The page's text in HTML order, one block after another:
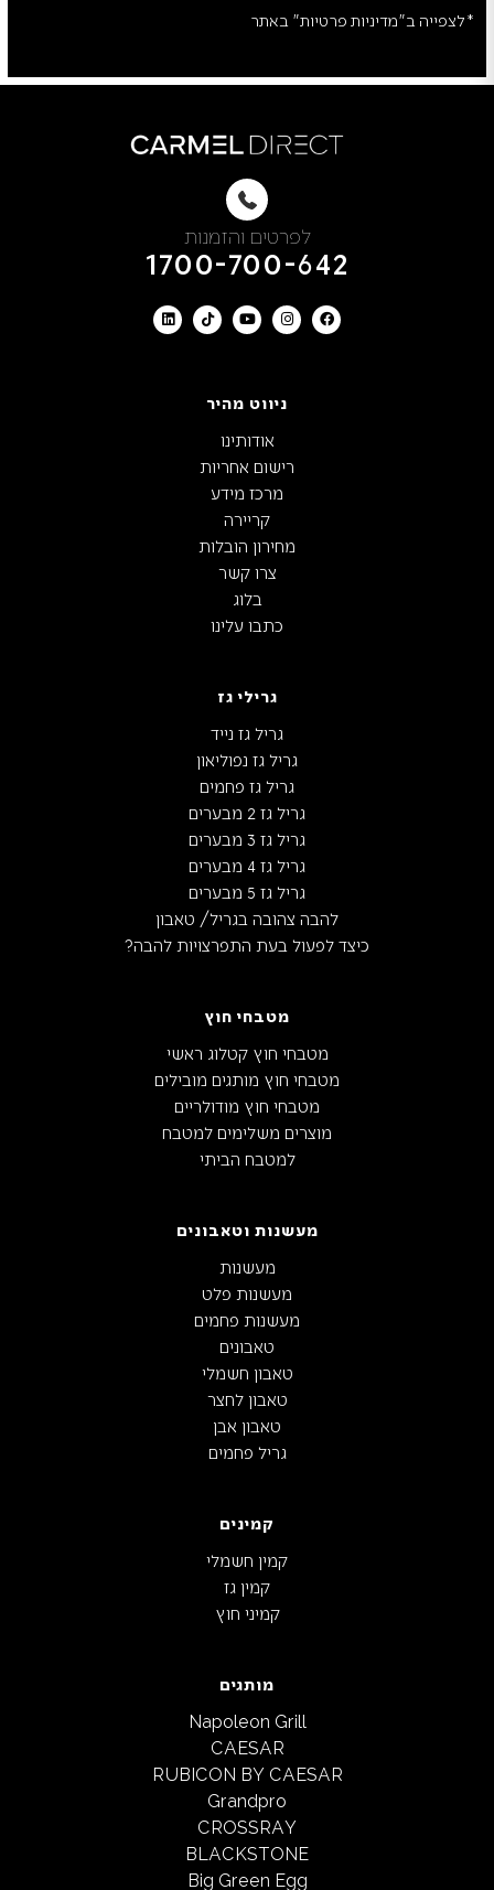
*לצפייה ב"מדיניות פרטיות" באתר
לפרטים והזמנות
1700-700-642
ניווט מהיר
אודותינו
רישום אחריות
מרכז מידע
קריירה
מחירון הובלות
צרו קשר
בלוג
כתבו עלינו
גרילי גז
גריל גז נייד
גריל גז נפוליאון
גריל גז פחמים
גריל גז 2 מבערים
גריל גז 3 מבערים
גריל גז 4 מבערים
גריל גז 5 מבערים
להבה צהובה בגריל/ טאבון
כיצד לפעול בעת התפרצויות להבה?
מטבחי חוץ
מטבחי חוץ קטלוג ראשי
מטבחי חוץ מותגים מובילים
מטבחי חוץ מודולריים
מוצרים משלימים למטבח
למטבח הביתי
מעשנות וטאבונים
מעשנות
מעשנות פלט
מעשנות פחמים
טאבונים
טאבון חשמלי
טאבון לחצר
טאבון אבן
גריל פחמים
קמינים
קמין חשמלי
קמין גז
קמיני חוץ
מותגים
Napoleon Grill
CAESAR
RUBICON BY CAESAR
Grandpro
CROSSRAY
BLACKSTONE
Big Green Egg